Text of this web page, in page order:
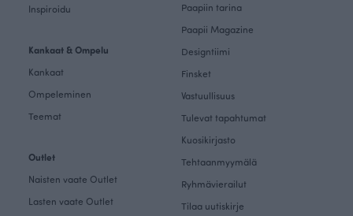
Inspiroidu
Kankaat & Ompelu
Kankaat
Ompeleminen
Teemat
Outlet
Naisten vaate Outlet
Lasten vaate Outlet
Paapiin tarina
Paapii Magazine
Designtiimi
Finsket
Vastuullisuus
Tulevat tapahtumat
Kuosikirjasto
Tehtaanmyymälä
Ryhmävierailut
Tilaa uutiskirje